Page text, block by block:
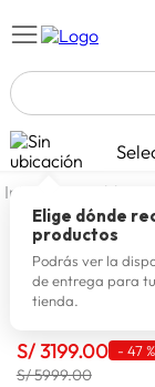
TÉRMINOS MÁS
1. celulares
2. zapatillas
3. zapatillas
4. moda
6. tv
Elige dónde
productos
Podrás ver la
de entrega para
tienda.
muebles y
FAMILIA
Familia Jgo
S/3199.00 - 47 %
S/ 5999.00